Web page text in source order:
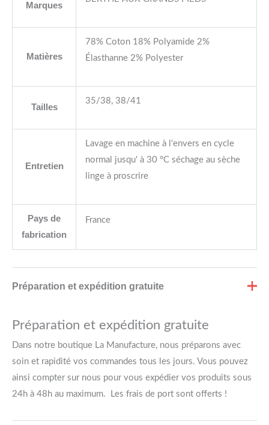
Marques
Matières
78% Coton 18% Polyamide 2%
Élasthanne 2% Polyester
Tailles
35/38, 38/41
Entretien
Lavage en machine à l'envers en cycle
normal jusqu' à 30 °C séchage au sèche
linge à proscrire
Pays de
fabrication
France
Préparation et expédition gratuite
Préparation et expédition gratuite
Dans notre boutique La Manufacture, nous préparons avec
soin et rapidité vos commandes tous les jours. Vous pouvez
ainsi compter sur nous pour vous expédier vos produits sous
24h à 48h au maximum. Les frais de port sont offerts !